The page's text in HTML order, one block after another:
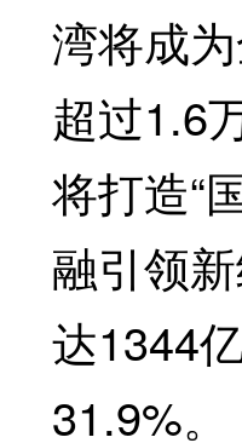
湾将成
超过1.6
将打造“
融引领
达1344
31.9%。